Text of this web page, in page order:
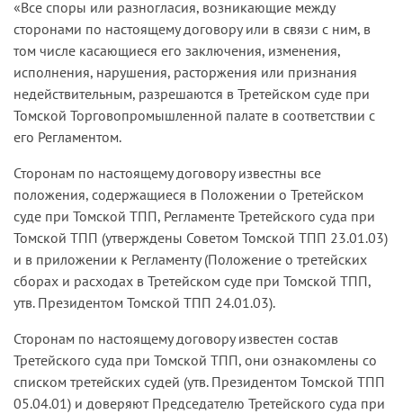
«Все споры или разногласия, возникающие между
сторонами по настоящему договору или в связи с ним, в
том числе касающиеся его заключения, изменения,
исполнения, нарушения, расторжения или признания
недействительным, разрешаются в Третейском суде при
Томской Торговопромышленной палате в соответствии с
его Регламентом.
Сторонам по настоящему договору известны все
положения, содержащиеся в Положении о Третейском
суде при Томской ТПП, Регламенте Третейского суда при
Томской ТПП (утверждены Советом Томской ТПП 23.01.03)
и в приложении к Регламенту (Положение о третейских
сборах и расходах в Третейском суде при Томской ТПП,
утв. Президентом Томской ТПП 24.01.03).
Сторонам по настоящему договору известен состав
Третейского суда при Томской ТПП, они ознакомлены со
списком третейских судей (утв. Президентом Томской ТПП
05.04.01) и доверяют Председателю Третейского суда при